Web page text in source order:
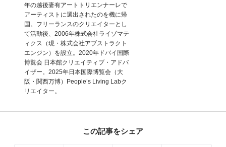
年の越後妻有アートトリエンナーレで
アーティストに選出されたのを機に帰
国。フリーランスのクリエイターとし
て活動後、2006年株式会社ライゾマテ
ィクス（現・株式会社アブストラクト
エンジン）を設立。2020年ドバイ国際
博覧会 日本館クリエイティブ・アドバ
イザー。2025年日本国際博覧会（大
阪・関西万博）People’s Living Labク
リエイター。
この記事をシェア